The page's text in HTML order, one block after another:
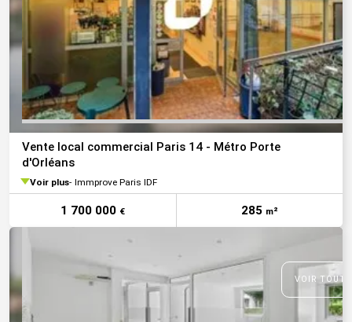
Vente local commercial Paris 14 - Métro Porte
d'Orléans
Voir plus Immprove Paris IDF
1 700 000 € 285 m²
VOIR